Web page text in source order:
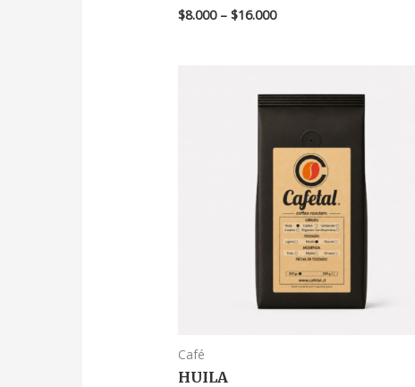
Valorado
en
$8.000– $16.000
Café
HUILA